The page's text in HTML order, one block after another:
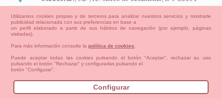
Información Legal
política de devoluciones y reembolsos
Aviso Legal Aviso Cookies
+34 91 113 89 09
Utilizamos cookies propias y de terceros para analizar nuestros servicios y mostrarle
publicidad relacionada con sus preferencias en base a
un perfil elaborado a partir de sus hábitos de navegación (por ejemplo, páginas
visitadas).
Para más información consulte lapolítica de cookies
Puede aceptar todas las cookies pulsando el botón "Aceptar", rechazar su uso
pulsando el botón "Rechazar" y configurarlas pulsando el
botón "Configurar".
Configurar